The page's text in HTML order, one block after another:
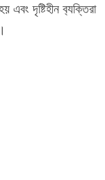
এবং দৃষ্টিহীন ব‍্যক্তিরা